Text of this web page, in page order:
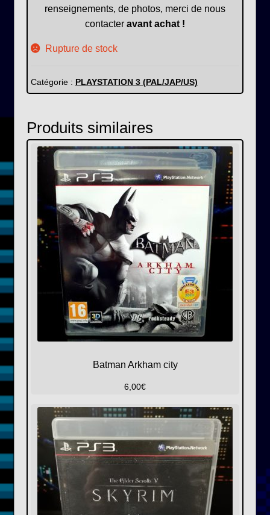
renseignements, de photos, merci de nous
contacter avant achat !
Rupture de stock
Catégorie : PLAYSTATION 3 (PAL/JAP/US)
Produits similaires
Batman Arkham city
6,00€